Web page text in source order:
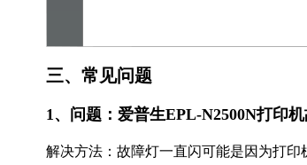
三、常见问题
1、问题：爱普生EPL-N2500N打印
解决方法：故障灯一直闪可能是因为打